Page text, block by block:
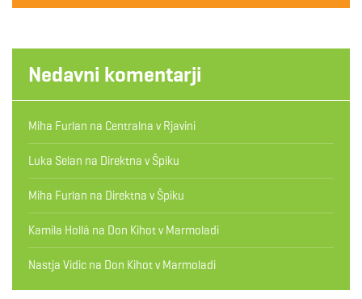
Nedavni komentarji
Miha Furlan na Centralna v Rjavini
Luka Selan na Direktna v Špiku
Miha Furlan na Direktna v Špiku
Kamila Hollá na Don Kihot v Marmoladi
Nastja Vidic na Don Kihot v Marmoladi